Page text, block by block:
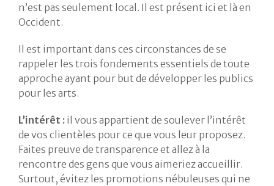
n’est pas seulement local. Il est présent ici et là en
Occident.
Il est important dans ces circonstances de se
rappeler les trois fondements essentiels de toute
approche ayant pour but de développer les publics
pour les arts.
L’intérêt : il vous appartient de soulever l’intérêt
de vos clientèles pour ce que vous leur proposez.
Faites preuve de transparence et allez à la
rencontre des gens que vous aimeriez accueillir.
Surtout, évitez les promotions nébuleuses qui ne